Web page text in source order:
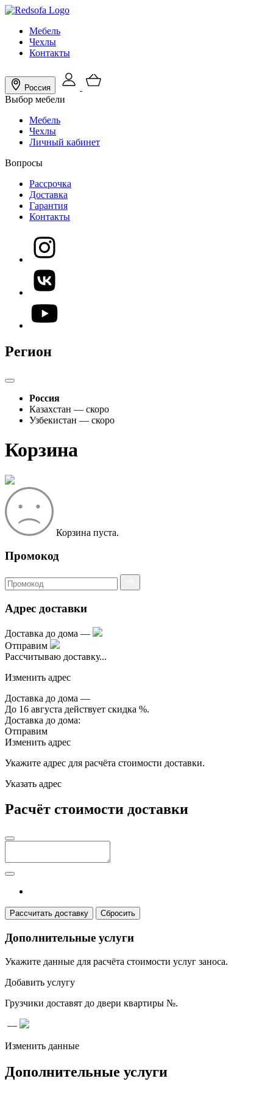
Мебель
Чехлы
Контакты
Россия
Выбор мебели
Мебель
Чехлы
Личный кабинет
Вопросы
Рассрочка
Доставка
Гарантия
Контакты
Регион
Россия
Казахстан — скоро
Узбекистан — скоро
Корзина
Корзина пуста.
Промокод
Адрес доставки
Доставка до дома —
Отправим
Рассчитываю доставку...
Изменить адрес
Доставка до дома —
До 16 августа действует скидка %.
Доставка до дома:
Отправим
Изменить адрес
Укажите адрес для расчёта стоимости доставки.
Указать адрес
Расчёт стоимости доставки
Рассчитать доставку Сбросить
Дополнительные услуги
Укажите данные для расчёта стоимости услуг заноса.
Добавить услугу
Грузчики доставят до двери квартиры №.
—
Изменить данные
Дополнительные услуги